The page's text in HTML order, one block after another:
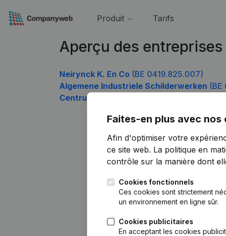
Produit Tarifs
Aperçu des
Neirynck K. En Co (BE 0419.825.007)
Algemene Industriele Schilderwerken (BE
Centrum voor Selectie en Bedrijfsadvies
Faites-en plus avec nos
Afin d'optimiser votre
ce site web. La politique en
contrôle sur la manière dont
Cookies fonctionnels
Ces cookies sont strictement
un environnement en ligne sûr.
Cookies publicitaires
En acceptant les cookies